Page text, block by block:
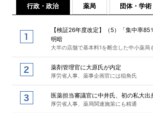
行政・政治 薬局 団体・学術
【検証26年度改定】（5）「集中率
明暗
大半の店舗で基本料1を断念した中小薬局
薬剤管理官に大原氏が内定
厚労省人事、薬事企画官には稲角氏
医薬担当審議官に中井氏、初の私大出
厚労省人事、薬局関連施策にも精通